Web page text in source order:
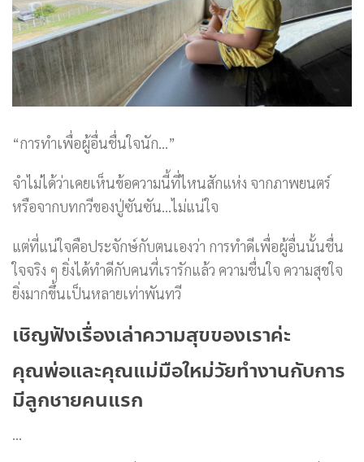
“การทำเพื่อผู้อื่นชื่นใจนัก…”
จำไม่ได้ว่าเคยเห็นข้อความนี้ที่ไหนสักแห่ง จากภาพยนตร์
หรือจากบทกวีของปู่ซันซัน…ไม่แน่ใจ
แต่ที่แน่ใจคือประจักษ์กับตนเองว่า การทำดีเพื่อผู้อื่นนั้นชื่น
ใจจริง ๆ ยิ่งได้ทำดีกับคนที่เรารักแล้ว ความชื่นใจ ความสุขใจ
ยิ่งมากขึ้นเป็นหลายเท่าพันทวี
เชิญฟังเรื่องเล่าความสุขของเราค่ะ
คุณพ่อและคุณแม่มือใหม่วัยทำงานกับการ
มีลูกชายคนแรก
…